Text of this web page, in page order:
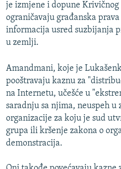
POST SCRIPTUM
MOJA EVROPA
TRI DECENIJE OD RATA U BIH
SVE KARTE DEJTONA
NASTANAK I RASPAD JUGOSLAVIJE
je izmjene i dopune
ograničavaju građanska
informacija usred suzbijanja
u zemlji.
Amandmani, koje je
pooštravaju kaznu za
na Internetu, učešće u
saradnju sa njima, neuspeh u
organizacije za koju je sud
grupa ili kršenje zakona o
demonstracija.